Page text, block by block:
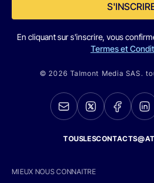
En cliquant sur s'inscrire, vous
Termes et
© 2026 Talmont Media SAS.
MIEUX NOUS CONNAITRE